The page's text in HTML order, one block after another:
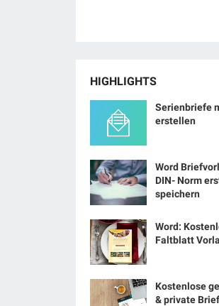
HIGHLIGHTS
Serienbriefe
erstellen
Word
DIN- Norm
speichern
Word:
Faltblatt
Kostenlose
& private